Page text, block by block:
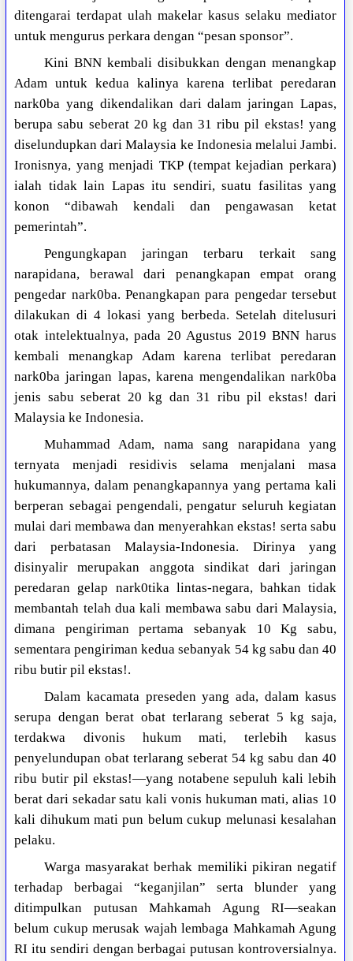
ditengarai terdapat ulah makelar kasus selaku mediator
untuk mengurus perkara dengan “pesan sponsor”.
Kini BNN kembali disibukkan dengan menangkap
Adam untuk kedua kalinya karena terlibat peredaran
nark0ba yang dikendalikan dari dalam jaringan Lapas,
berupa sabu seberat 20 kg dan 31 ribu pil ekstas! yang
diselundupkan dari Malaysia ke Indonesia melalui Jambi.
Ironisnya, yang menjadi TKP (tempat kejadian perkara)
ialah tidak lain Lapas itu sendiri, suatu fasilitas yang
konon “dibawah kendali dan pengawasan ketat
pemerintah”.
Pengungkapan jaringan terbaru terkait sang
narapidana, berawal dari penangkapan empat orang
pengedar nark0ba. Penangkapan para pengedar tersebut
dilakukan di 4 lokasi yang berbeda. Setelah ditelusuri
otak intelektualnya, pada 20 Agustus 2019 BNN harus
kembali menangkap Adam karena terlibat peredaran
nark0ba jaringan lapas, karena mengendalikan nark0ba
jenis sabu seberat 20 kg dan 31 ribu pil ekstas! dari
Malaysia ke Indonesia.
Muhammad Adam, nama sang narapidana yang
ternyata menjadi residivis selama menjalani masa
hukumannya, dalam penangkapannya yang pertama kali
berperan sebagai pengendali, pengatur seluruh kegiatan
mulai dari membawa dan menyerahkan ekstas! serta sabu
dari perbatasan Malaysia-Indonesia. Dirinya yang
disinyalir merupakan anggota sindikat dari jaringan
peredaran gelap nark0tika lintas-negara, bahkan tidak
membantah telah dua kali membawa sabu dari Malaysia,
dimana pengiriman pertama sebanyak 10 Kg sabu,
sementara pengiriman kedua sebanyak 54 kg sabu dan 40
ribu butir pil ekstas!.
Dalam kacamata preseden yang ada, dalam kasus
serupa dengan berat obat terlarang seberat 5 kg saja,
terdakwa divonis hukum mati, terlebih kasus
penyelundupan obat terlarang seberat 54 kg sabu dan 40
ribu butir pil ekstas!—yang notabene sepuluh kali lebih
berat dari sekadar satu kali vonis hukuman mati, alias 10
kali dihukum mati pun belum cukup melunasi kesalahan
pelaku.
Warga masyarakat berhak memiliki pikiran negatif
terhadap berbagai “keganjilan” serta blunder yang
ditimpulkan putusan Mahkamah Agung RI—seakan
belum cukup merusak wajah lembaga Mahkamah Agung
RI itu sendiri dengan berbagai putusan kontroversialnya.